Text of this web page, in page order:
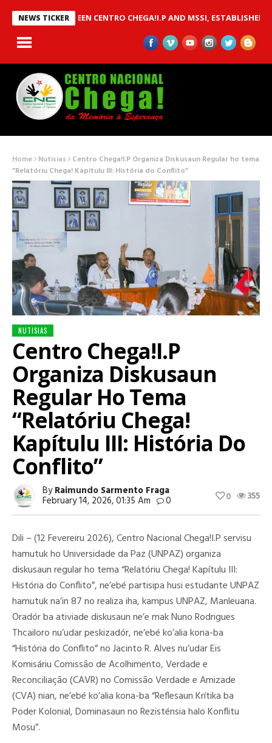
NEWS TICKER
BETWEEN CENTRO CHEGA!I.P AND MSSI, ESTABLISHED TO
Home Nutisias Centro Chega!I.P Organiza Diskusaun Regular ho tema
“Relatóriu Chega! Kapítulu III: História do Conflito”
NUTISIAS
Centro Chega!I.P
Organiza Diskusaun
Regular Ho Tema
“Relatóriu Chega!
Kapítulu III: História Do
Conflito”
ByRaimundo Sarmento Fraga
February 14, 2026, 01:35 Am 0 355
0
Dili – (12 Fevereiru 2026), Centro Nacional Chega!I.P servisu
hamutuk ho Universidade da Paz (UNPAZ) organiza
diskusaun regular ho tema “Relatóriu Chega! Kapítulu III:
História do Conflito”, ne’ebé partisipa husi estudante UNPAZ
hamutuk na’in 87 no realiza iha, kampus UNPAZ, Manleuana.
Oradór ba ativiade diskusaun ne’e mak Nuno Rodrigues
Thcailoro nu’udar peskizadór, ne’ebé ko’alia kona-ba
“História do Conflito” no Jacinto R. Alves nu’udar Eis
Komisáriu Comissão de Acolhimento, Verdade e
Reconciliação (CAVR) no Comissão Verdade e Amizade
(CVA) nian, ne’ebé ko’alia kona-ba “Reflesaun Krítika ba
Poder Kolonial, Dominasaun no Rezisténsia halo Konflitu
Mosu”.